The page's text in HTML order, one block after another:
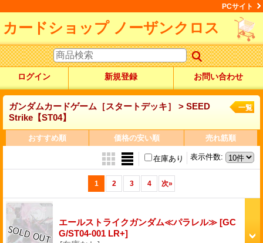
PCサイト
カードショップ ノーザンクロス
ログイン 新規登録 お問い合わせ
ガンダムカードゲーム［スタートデッキ］ > SEED
Strike【ST04】
一覧
おすすめ順 価格の安い順 売れ筋順
表示件数:
在庫あり
1 2 3 4 次»
エールストライクガンダム≪パラレル≫ [GC
G/ST04-001 LR+]